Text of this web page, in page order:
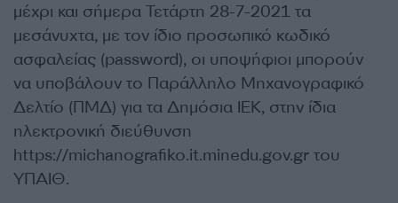
μέχρι και σήμερα Τετάρτη 28-7-2021 τα
μεσάνυχτα, με τον ίδιο προσωπικό κωδικό
ασφαλείας (password), οι υποψήφιοι μπορούν
να υποβάλουν το Παράλληλο Μηχανογραφικό
Δελτίο (ΠΜΔ) για τα Δημόσια ΙΕΚ, στην ίδια
ηλεκτρονική διεύθυνση
https://michanografiko.it.minedu.gov.gr του
ΥΠΑΙΘ.